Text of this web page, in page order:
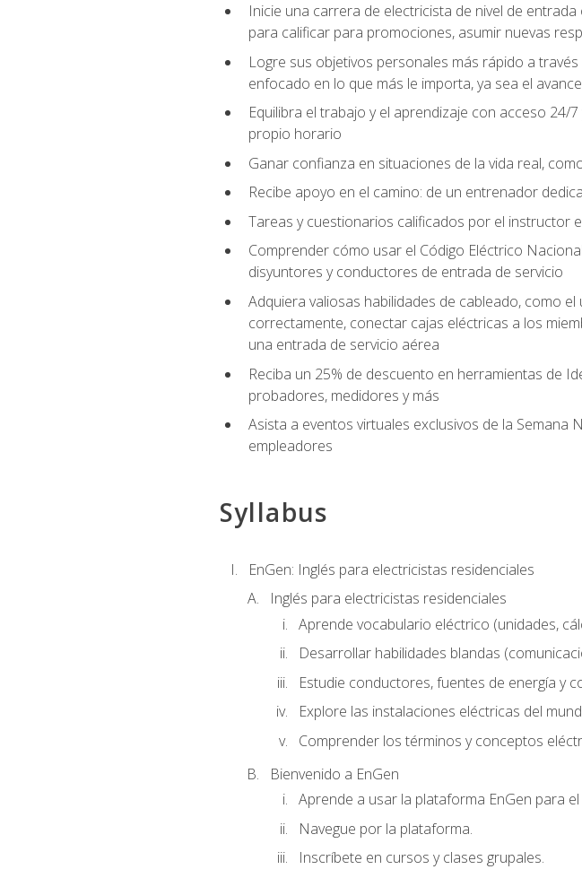
Inicie una carrera de electricista de nivel de
para calificar para promociones, asumir nuevas
Logre sus objetivos personales más rápido a
enfocado en lo que más le importa, ya sea el
Equilibra el trabajo y el aprendizaje con acceso
propio horario
Ganar confianza en situaciones de la vida real,
Recibe apoyo en el camino: de un entrenador
Tareas y cuestionarios calificados por el instructor
Comprender cómo usar el Código Eléctrico
disyuntores y conductores de entrada de servicio
Adquiera valiosas habilidades de cableado, como
correctamente, conectar cajas eléctricas a los
una entrada de servicio aérea
Reciba un 25% de descuento en herramientas de
probadores, medidores y más
Asista a eventos virtuales exclusivos de la Semana
empleadores
Syllabus
EnGen: Inglés para electricistas residenciales
Inglés para electricistas residenciales
Aprende vocabulario eléctrico (unidades,
Desarrollar habilidades blandas
Estudie conductores, fuentes de energía y
Explore las instalaciones eléctricas del
Comprender los términos y conceptos
Bienvenido a EnGen
Aprende a usar la plataforma EnGen para
Navegue por la plataforma.
Inscríbete en cursos y clases grupales.